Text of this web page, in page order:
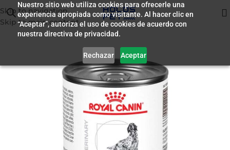
Nuestro sitio web utiliza cookies para ofrecerle una
experiencia apropiada como visitante. Al hacer clic en
“Aceptar”, autoriza el uso de cookies de acuerdo con
nuestra directiva de privacidad.
Rechazar Aceptar
Skip to navigation
Skip to main content
Inicio/ Humedo para Perros